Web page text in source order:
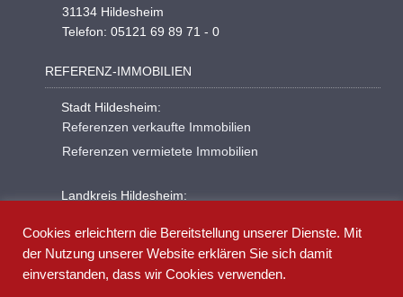
31134 Hildesheim
Telefon: 05121 69 89 71 - 0
REFERENZ-IMMOBILIEN
Stadt Hildesheim:
Referenzen verkaufte Immobilien
Referenzen vermietete Immobilien
Landkreis Hildesheim:
Referenzen vermietete Immobilien
Cookies erleichtern die Bereitstellung unserer Dienste. Mit
der Nutzung unserer Website erklären Sie sich damit
einverstanden, dass wir Cookies verwenden.